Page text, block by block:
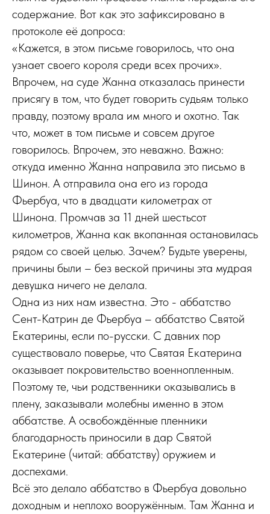
содержание. Вот как это зафиксировано в
протоколе её допроса:
«Кажется, в этом письме говорилось, что она
узнает своего короля среди всех прочих».
Впрочем, на суде Жанна отказалась принести
присягу в том, что будет говорить судьям только
правду, поэтому врала им много и охотно. Так
что, может в том письме и совсем другое
говорилось. Впрочем, это неважно. Важно:
откуда именно Жанна направила это письмо в
Шинон. А отправила она его из города
Фьербуа, что в двадцати километрах от
Шинона. Промчав за 11 дней шестьсот
километров, Жанна как вкопанная остановилась
рядом со своей целью. Зачем? Будьте уверены,
причины были – без веской причины эта мудрая
девушка ничего не делала.
Одна из них нам известна. Это - аббатство
Сент-Катрин де Фьербуа – аббатство Святой
Екатерины, если по-русски. С давних пор
существовало поверье, что Святая Екатерина
оказывает покровительство военнопленным.
Поэтому те, чьи родственники оказывались в
плену, заказывали молебны именно в этом
аббатстве. А освобождённые пленники
благодарность приносили в дар Святой
Екатерине (читай: аббатству) оружием и
доспехами.
Всё это делало аббатство в Фьербуа довольно
доходным и неплохо вооружённым. Там Жанна и